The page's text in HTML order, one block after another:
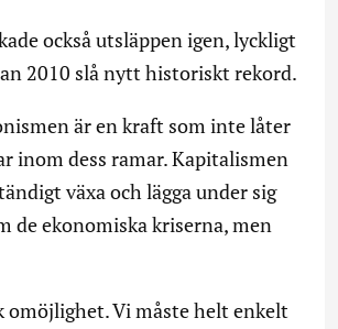
också utsläppen igen, lyckligt
2010 slå nytt historiskt rekord.
är en kraft som inte låter
inom dess ramar. Kapitalismen
växa och lägga under sig
de ekonomiska kriserna, men
omöjlighet. Vi måste helt enkelt